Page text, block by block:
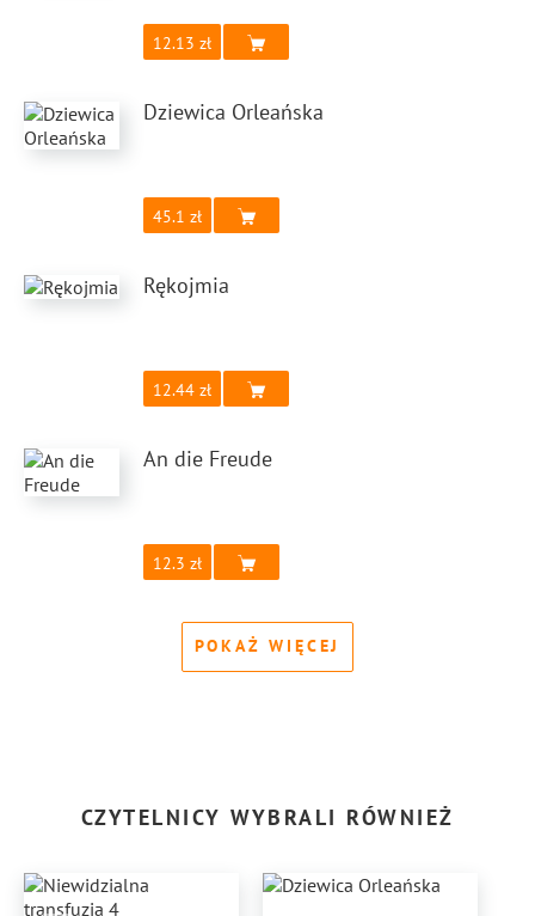
12.13
Dziewica Orleańska
45.1
Rękojmia
12.44
An die Freude
12.3
POKAŻ WIĘCEJ
CZYTELNICY WYBRALI RÓWNIEŻ